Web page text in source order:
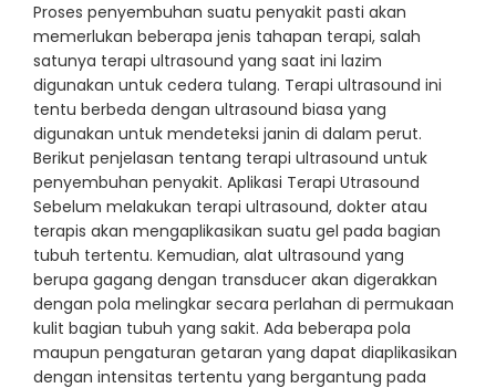
Proses penyembuhan suatu penyakit pasti akan
memerlukan beberapa jenis tahapan terapi, salah
satunya terapi ultrasound yang saat ini lazim
digunakan untuk cedera tulang. Terapi ultrasound ini
tentu berbeda dengan ultrasound biasa yang
digunakan untuk mendeteksi janin di dalam perut.
Berikut penjelasan tentang terapi ultrasound untuk
penyembuhan penyakit. Aplikasi Terapi Utrasound
Sebelum melakukan terapi ultrasound, dokter atau
terapis akan mengaplikasikan suatu gel pada bagian
tubuh tertentu. Kemudian, alat ultrasound yang
berupa gagang dengan transducer akan digerakkan
dengan pola melingkar secara perlahan di permukaan
kulit bagian tubuh yang sakit. Ada beberapa pola
maupun pengaturan getaran yang dapat diaplikasikan
dengan intensitas tertentu yang bergantung pada